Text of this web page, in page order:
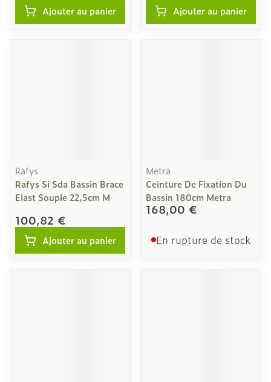
Ajouter au panier Ajouter au panier
Rafys
Rafys Si Sda Bassin Brace
Elast Souple 22,5cm M
100,82 €
Ajouter au panier
Metra
Ceinture De Fixation Du
Bassin 180cm Metra
168,00 €
En rupture de stock